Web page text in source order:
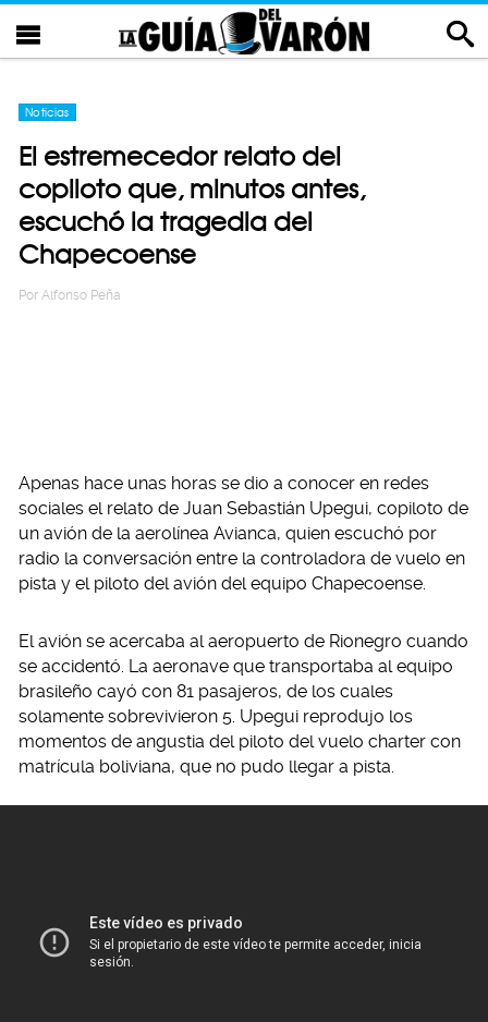
Noticias
El estremecedor relato del
copiloto que, minutos antes,
escuchó la tragedia del
Chapecoense
Por Alfonso Peña
Apenas hace unas horas se dio a conocer en redes
sociales el relato de Juan Sebastián Upegui, copiloto de
un avión de la aerolínea Avianca, quien escuchó por
radio la conversación entre la controladora de vuelo en
pista y el piloto del avión del equipo Chapecoense.
El avión se acercaba al aeropuerto de Rionegro cuando
se accidentó. La aeronave que transportaba al equipo
brasileño cayó con 81 pasajeros, de los cuales
solamente sobrevivieron 5. Upegui reprodujo los
momentos de angustia del piloto del vuelo charter con
matrícula boliviana, que no pudo llegar a pista.